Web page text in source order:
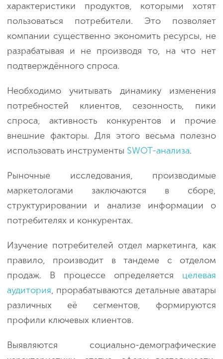
характеристики продуктов, которыми хотят
пользоваться потребители. Это позволяет
компании существенно экономить ресурсы, не
разрабатывая и не производя то, на что нет
подтверждённого спроса.
Необходимо учитывать динамику изменения
потребностей клиентов, сезонность, пики
спроса, активность конкурентов и прочие
внешние факторы. Для этого весьма полезно
использовать инструменты SWOT-анализа.
Рыночные исследования, производимые
маркетологами заключаются в сборе,
структурировании и анализе информации о
потребителях и конкурентах.
Изучение потребителей отдел маркетинга, как
правило, производит в тандеме с отделом
продаж. В процессе определяется целевая
аудитория, прорабатываются детальные аватары
различных её сегментов, формируются
профили ключевых клиентов.
Выявляются социально-демографические